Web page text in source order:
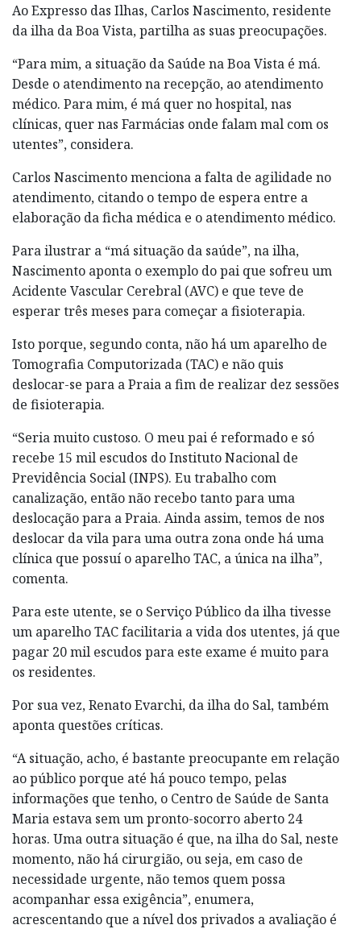
Ao Expresso das Ilhas, Carlos Nascimento, residente
da ilha da Boa Vista, partilha as suas preocupações.
“Para mim, a situação da Saúde na Boa Vista é má.
Desde o atendimento na recepção, ao atendimento
médico. Para mim, é má quer no hospital, nas
clínicas, quer nas Farmácias onde falam mal com os
utentes”, considera.
Carlos Nascimento menciona a falta de agilidade no
atendimento, citando o tempo de espera entre a
elaboração da ficha médica e o atendimento médico.
Para ilustrar a “má situação da saúde”, na ilha,
Nascimento aponta o exemplo do pai que sofreu um
Acidente Vascular Cerebral (AVC) e que teve de
esperar três meses para começar a fisioterapia.
Isto porque, segundo conta, não há um aparelho de
Tomografia Computorizada (TAC) e não quis
deslocar-se para a Praia a fim de realizar dez sessões
de fisioterapia.
“Seria muito custoso. O meu pai é reformado e só
recebe 15 mil escudos do Instituto Nacional de
Previdência Social (INPS). Eu trabalho com
canalização, então não recebo tanto para uma
deslocação para a Praia. Ainda assim, temos de nos
deslocar da vila para uma outra zona onde há uma
clínica que possuí o aparelho TAC, a única na ilha”,
comenta.
Para este utente, se o Serviço Público da ilha tivesse
um aparelho TAC facilitaria a vida dos utentes, já que
pagar 20 mil escudos para este exame é muito para
os residentes.
Por sua vez, Renato Evarchi, da ilha do Sal, também
aponta questões críticas.
“A situação, acho, é bastante preocupante em relação
ao público porque até há pouco tempo, pelas
informações que tenho, o Centro de Saúde de Santa
Maria estava sem um pronto-socorro aberto 24
horas. Uma outra situação é que, na ilha do Sal, neste
momento, não há cirurgião, ou seja, em caso de
necessidade urgente, não temos quem possa
acompanhar essa exigência”, enumera,
acrescentando que a nível dos privados a avaliação é